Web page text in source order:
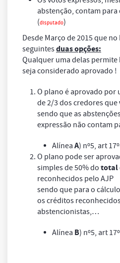
abstenção, contam
(disputado)
Desde Março de 2015 que no
seguintesduas opções:
Qualquer uma delas permite
seja considerado aprovado !
O plano é aprovado por
de 2/3 dos credores que
sendo que as
expressão não contam
Alínea A) nº5, art
O plano pode ser
simples de 50% do total
reconhecidos pelo AJP
sendo que para o
os créditos
abstencionistas,…
Alínea B) nº5, art